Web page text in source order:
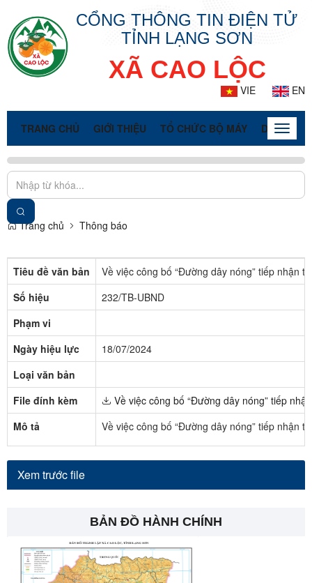
CỔNG THÔNG TIN ĐIỆN TỬ
TỈNH LẠNG SƠN
XÃ CAO LỘC
VIE EN
TRANG CHỦ GIỚI THIỆU TỔ CHỨC BỘ MÁY DOANH
Toggle
Trang chủ Thông báo
Tiêu đề văn bản
Về việc công bố “Đường dây nóng” tiếp nhận
Số hiệu
232/TB-UBND
Phạm vi
Ngày hiệu lực
18/07/2024
Loại văn bản
File đính kèm
Về việc công bố “Đường dây nóng” tiếp
Mô tả
Về việc công bố “Đường dây nóng” tiếp nhận
Xem trước file
BẢN ĐỒ HÀNH CHÍNH